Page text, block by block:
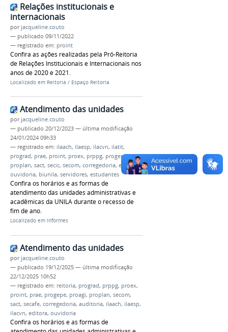
Relações institucionais e
internacionais
por jacqueline.couto
— publicado 09/11/2022
— registrado em: proint
Confira as ações realizadas pela Pró-Reitoria
de Relações Institucionais e Internacionais nos
anos de 2020 e 2021.
Localizado em Reitoria / Espaço Reitoria
Atendimento das unidades
por jacqueline.couto
— publicado 20/12/2023 — última modificação
24/01/2024 09h33
— registrado em: ilaach, ilaesp, ilacvn, ilatit,
prograd, prae, proint, proex, prppg, progepe,
proplan, sact, secic, secom, corregedoria, edunila,
ouvidoria, biunila, servidores, estudantes
Confira os horários e as formas de
atendimento das unidades administrativas e
acadêmicas da UNILA durante o recesso de
fim de ano.
Localizado em Informes
Atendimento das unidades
por jacqueline.couto
— publicado 19/12/2025 — última modificação
22/12/2025 10h52
— registrado em: reitoria, prograd, prppg, proex,
proint, prae, progepe, proagi, proplan, secom,
sact, secafe, corregedoria, auditoria, ilaach, ilaesp,
ilacvn, editora, ouvidoria
Confira os horários e as formas de